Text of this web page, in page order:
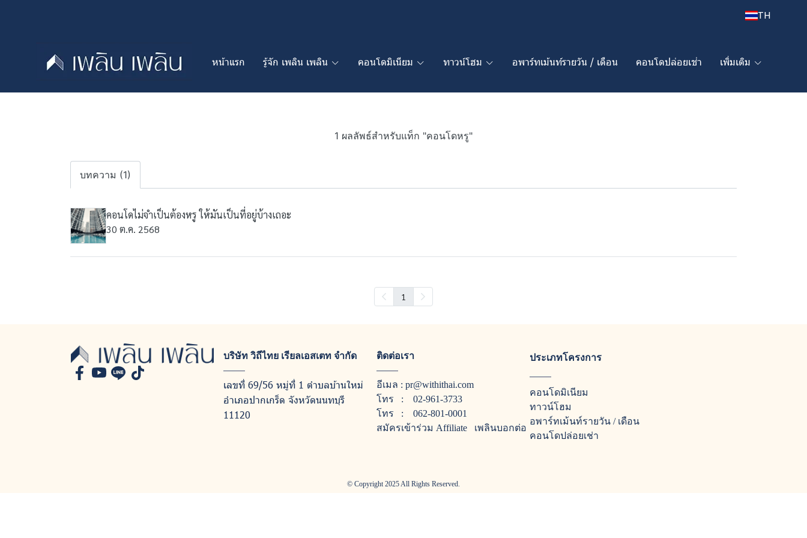
TH
หน้าแรก รู้จัก เพลิน เพลิน คอนโดมิเนียม ทาวน์โฮม อพาร์ทเม้นท์รายวัน / เดือน คอนโดปล่อยเช่า เพิ่มเติม
1 ผลลัพธ์สำหรับแท็ก "คอนโดหรู"
บทความ (1)
คอนโดไม่จำเป็นต้องหรู ให้มันเป็นที่อยู่บ้างเถอะ
30 ต.ค. 2568
1
บริษัท วิถีไทย เรียลเอสเตท จำกัด
เลขที่ 69/56 หมู่ที่ 1 ตำบลบ้านใหม่
อำเภอปากเกร็ด จังหวัดนนทบุรี
11120
ติดต่อเรา
อีเมล : pr@withithai.com
โทร : 02-961-3733
โทร : 062-801-0001
สมัครเข้าร่วม Affiliate เพลินบอกต่อ
ประเภทโครงการ
คอนโดมิเนียม
ทาวน์โฮม
อพาร์ทเม้นท์รายวัน / เดือน
คอนโดปล่อยเช่า
© Copyright 2025 All Rights Reserved.